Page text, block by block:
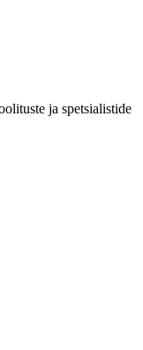
ja spetsialistide